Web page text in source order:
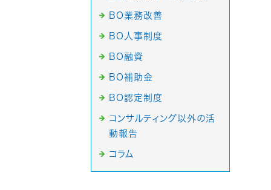
BO業務改善
BO人事制度
BO融資
BO補助金
BO認定制度
コンサルティング以外の活
動報告
コラム